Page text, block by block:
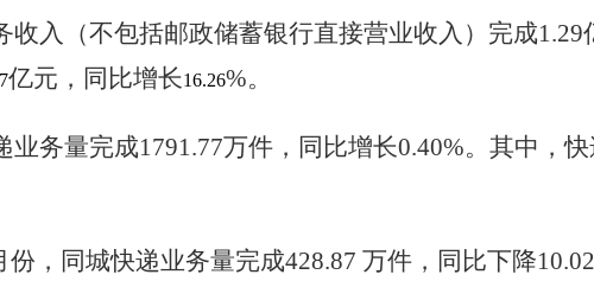
收入（不包括邮政储蓄银行直接营业收入）完成1.29
亿元，同比增长16.26%。
业务量完成1791.77万件，同比增长0.40%。其中，快
份，同城快递业务量完成428.87 万件，同比下降